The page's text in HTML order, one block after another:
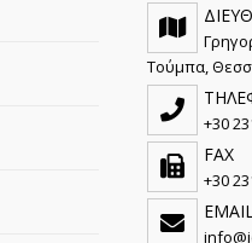
Τούμπα,
+30
FAX
+30